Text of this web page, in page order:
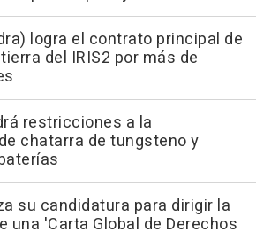
logra el contrato principal de
del IRIS2 por más de
restricciones a la
chatarra de tungsteno y
su candidatura para dirigir la
una 'Carta Global de Derechos